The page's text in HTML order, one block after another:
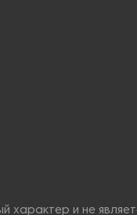
характер и не